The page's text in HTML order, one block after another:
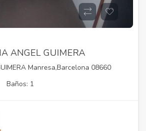
ANGEL GUIMERA
Manresa,Barcelona 08660
Baños: 1